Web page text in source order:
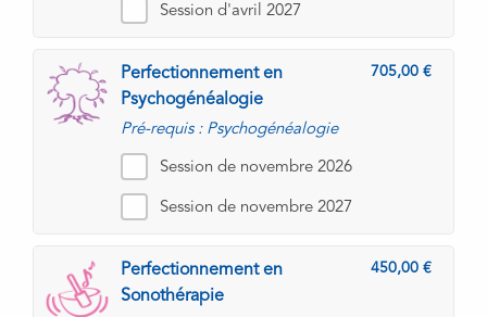
Session d'avril 2027
705,00
Perfectionnement en
Psychogénéalogie
Pré-requis : Psychogénéalogie
Session de novembre 2026
Session de novembre 2027
450,00
Perfectionnement en
Sonothérapie